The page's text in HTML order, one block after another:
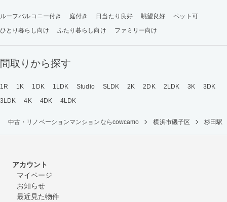
ルーフバルコニー付き 庭付き 日当たり良好 眺望良好
ペット可
ひとり暮らし向け
ふたり暮らし向け ファミリー向け
間取りから探す
1R 1K 1DK 1LDK Studio SLDK 2K 2DK 2LDK 3K
3DK
3LDK
4K 4DK 4LDK
中古・リノベーションマンションならcowcamo 横浜市磯子区 杉田駅
アカウント
マイページ
お知らせ
最近見た物件